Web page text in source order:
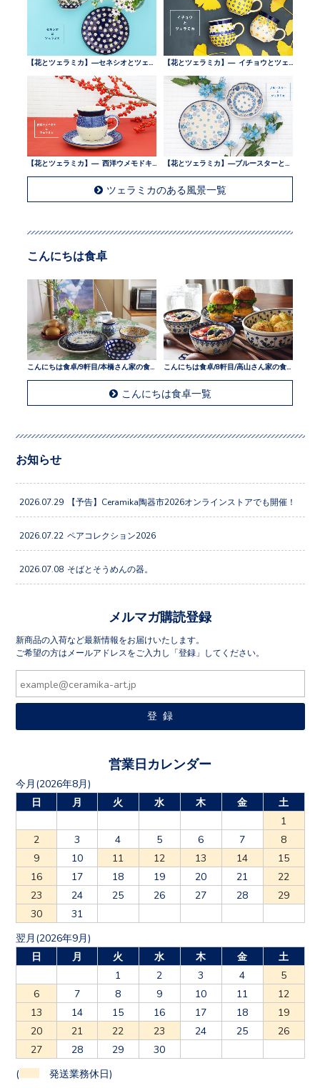
ツェラミカのある風景一覧
こんにちは食卓
こんにちは食卓/9軒目/本橋さん家の食卓
こんにちは食卓一覧
お知らせ
2026.07.29 【予告】Ceramika陶器市2026オンラインストアでも開催！
2026.07.22 ペアコレクション2026
2026.07.08 そばとそうめんの器。
メルマガ購読登録
新商品の入荷など最新情報をお届けいたします。
ご希望の方はメールアドレスをご入力し「登録」してください。
営業日カレンダー
今月(2026年8月)
日
月 火 水 木 金
土
1
2
3 4 5 6 7
8
9
10 11 12 13 14
15
16
17 18 19 20 21
22
23
24 25 26 27 28
29
30
31
翌月(2026年9月)
日
月 火 水 木 金
土
1
2 3 4
5
6
7 8 9 10 11
12
13
14 15 16 17 18
19
20
21 22 23 24 25
26
27
28 29 30
( 発送業務休日)